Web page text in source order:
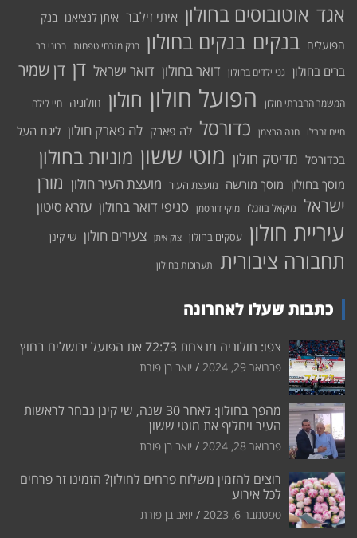
אגד אוטובוסים בחולון איתי זילבר איתן לנציאנו בנק
הפועלים בנקים בנקים בחולון בנק מזרחי טפחות ברוני בר
ברים בחולון גני ילדים בחולון דואר בחולון דואר ישראל דן דן שמיר
המשמר החברתי חולון הפועל חולון חולון חולוניה חיי לילה
חיים זברלו חנה הרצמן כדורסל לה פארק לה פארק חולון ליגת העל
בכדורסל מדיטק חולון מוטי ששון מוניות בחולון
מוסך בחולון מוסך מורשה מועצת העיר מועצת העיר חולון מורן
ישראל מיקאל בוזגלו מיקי דורסמן סניפי דואר בחולון עזרא סיטון
עיריית חולון עסקים בחולון צוק איתן צעירים חולון שי קינן
תחבורה ציבורית תערוכות בחולון
כתבות שעלו לאחרונה
צפו: חולוניה מנצחת 72:73 את הפועל ירושלים בחוץ
פברואר 29, 2024 יואב בן פורת
מהפך בחולון: לאחר 30 שנה, שי קינן נבחר לראשות
העיר ויחליף את מוטי ששון
פברואר 28, 2024 יואב בן פורת
רוצים להזמין משלוח פרחים לחולון? הזמינו זר פרחים
לכל אירוע
ספטמבר 6, 2023 יואב בן פורת